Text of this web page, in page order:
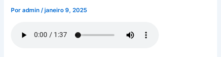
Poradmin/janeiro 9, 2025